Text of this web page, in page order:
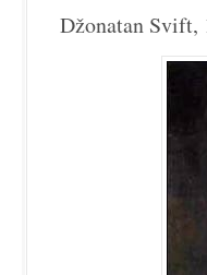
Džonatan Svift,